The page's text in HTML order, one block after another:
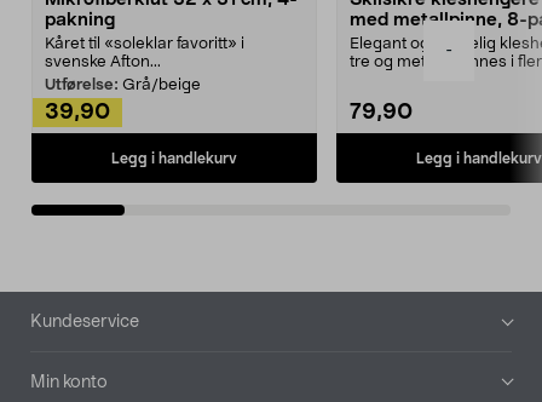
-
pakning
Kåret til «soleklar favoritt» i
svenske Afton...
Utførelse: Grå/beige
39,90
Legg i handlekurv
med metallpinne, 8-
Elegant og skikkelig
tre og metall – finnes i
79,90
Legg i handlekurv
Bunntekst
Kundeservice
Min konto